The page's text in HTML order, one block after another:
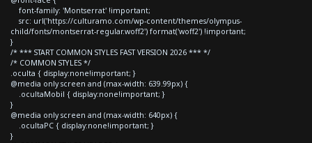
font-family: 'Montserrat' !important;
src: url('https://culturamo.com/wp-content/themes/olympus-
child/fonts/montserrat-regular.woff2') format('woff2') !important;
}
/* *** START COMMON STYLES FAST VERSION 2026 *** */
/* COMMON STYLES */
.oculta { display:none!important; }
@media only screen and (max-width: 639.99px) {
.ocultaMobil { display:none!important; }
}
@media only screen and (max-width: 640px) {
.ocultaPC { display:none!important; }
}